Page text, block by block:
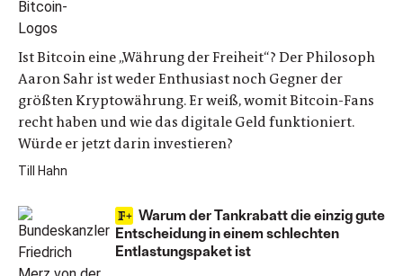
Ist Bitcoin eine „Währung der Freiheit“? Der Philosoph
Aaron Sahr ist weder Enthusiast noch Gegner der
größten Kryptowährung. Er weiß, womit Bitcoin-Fans
recht haben und wie das digitale Geld funktioniert.
Würde er jetzt darin investieren?
Till Hahn
Warum der Tankrabatt die einzig gute
Entscheidung in einem schlechten
Entlastungspaket ist